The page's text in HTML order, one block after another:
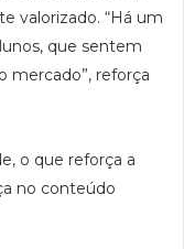
valorizado. “Há um
que sentem
mercado”, reforça
o que reforça a
no conteúdo